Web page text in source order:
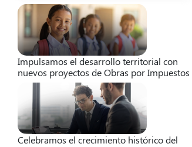
Impulsamos el desarrollo territorial con
nuevos proyectos de Obras por Impuestos
Celebramos el crecimiento histórico del